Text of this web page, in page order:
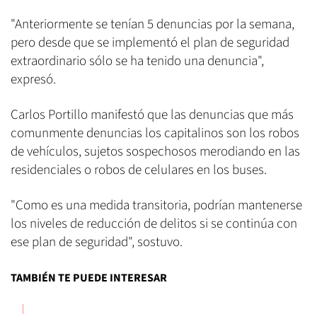
"Anteriormente se tenían 5 denuncias por la semana,
pero desde que se implementó el plan de seguridad
extraordinario sólo se ha tenido una denuncia",
expresó.
Carlos Portillo manifestó que las denuncias que más
comunmente denuncias los capitalinos son los robos
de vehículos, sujetos sospechosos merodiando en las
residenciales o robos de celulares en los buses.
"Como es una medida transitoria, podrían mantenerse
los niveles de reducción de delitos si se continúa con
ese plan de seguridad", sostuvo.
TAMBIÉN TE PUEDE INTERESAR